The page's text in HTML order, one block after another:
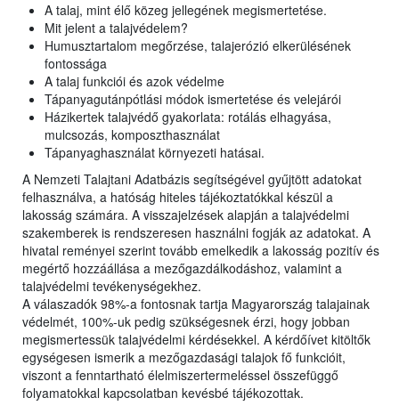
A talaj, mint élő közeg jellegének megismertetése.
Mit jelent a talajvédelem?
Humusztartalom megőrzése, talajerózió elkerülésének
fontossága
A talaj funkciói és azok védelme
Tápanyagutánpótlási módok ismertetése és velejárói
Házikertek talajvédő gyakorlata: rotálás elhagyása,
mulcsozás, komposzthasználat
Tápanyaghasználat környezeti hatásai.
A Nemzeti Talajtani Adatbázis segítségével gyűjtött adatokat
felhasználva, a hatóság hiteles tájékoztatókkal készül a
lakosság számára. A visszajelzések alapján a talajvédelmi
szakemberek is rendszeresen használni fogják az adatokat. A
hivatal reményei szerint tovább emelkedik a lakosság pozitív és
megértő hozzáállása a mezőgazdálkodáshoz, valamint a
talajvédelmi tevékenységekhez.
A válaszadók 98%-a fontosnak tartja Magyarország talajainak
védelmét, 100%-uk pedig szükségesnek érzi, hogy jobban
megismertessük talajvédelmi kérdésekkel. A kérdőívet kitöltők
egységesen ismerik a mezőgazdasági talajok fő funkcióit,
viszont a fenntartható élelmiszertermeléssel összefüggő
folyamatokkal kapcsolatban kevésbé tájékozottak.